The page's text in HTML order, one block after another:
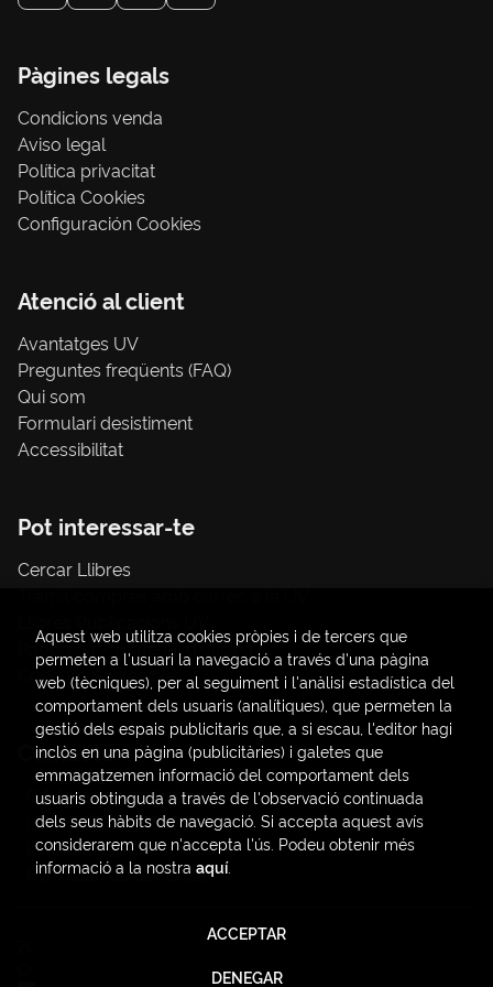
Pàgines legals
Condicions venda
Aviso legal
Política privacitat
Política Cookies
Configuración Cookies
Atenció al client
Avantatges UV
Preguntes freqüents (FAQ)
Qui som
Formulari desistiment
Accessibilitat
Pot interessar-te
Cercar Llibres
Papereria / material d'oficina
Consum Sostenible
Contacte
C/ Amadeo de Saboya, 4
(+34) 963828968
latendauv@fundacio.es
Formulari de contacte
. Tots els Drets Reservats |
Aquest web utilitza cookies pròpies i de tercers que
permeten a l'usuari la navegació a través d'una pàgina
web (tècniques), per al seguiment i l'anàlisi estadística del
comportament dels usuaris (analítiques), que permeten la
gestió dels espais publicitaris que, a si escau, l'editor hagi
inclòs en una pàgina (publicitàries) i galetes que
emmagatzemen informació del comportament dels
usuaris obtinguda a través de l'observació continuada
dels seus hàbits de navegació. Si accepta aquest avís
considerarem que n'accepta l'ús. Podeu obtenir més
informació a la nostra aquí.
DENEGAR
ACCEPTAR